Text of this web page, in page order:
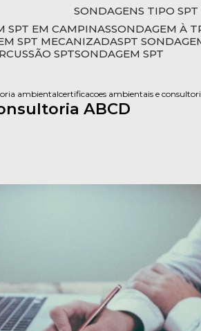
SONDAGENS TIPO SPT
SPT EM CAMPINAS SONDAGEM À
SPT MECANIZADA SPT
SPT SONDAGEM SPT
ambientalcertificacoes ambientais e
ABCD